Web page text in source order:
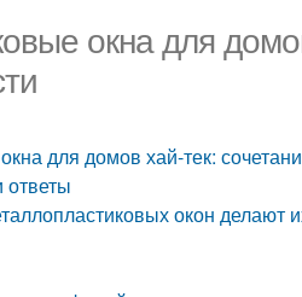
окна для
для домов хай-тек:
окон